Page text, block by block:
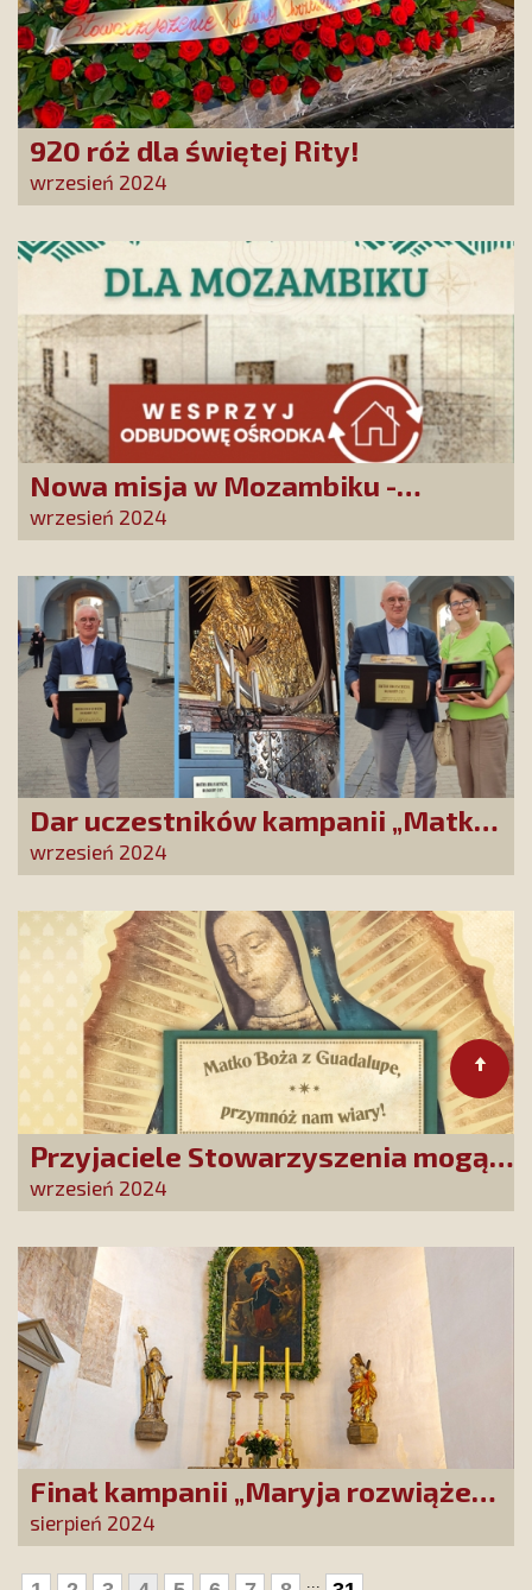
920 róż dla świętej Rity!
wrzesień 2024
Nowa misja w Mozambiku -
wesprzyj remont centrum
duszpasterskiego!
wrzesień 2024
Dar uczestników kampanii „Matko
Miłosierdzia, błagamy Cię!”
złożony w Ostrobramskim
Sanktuarium
wrzesień 2024
Przyjaciele Stowarzyszenia mogą
się zwrócić do Matki Bożej z
Guadalupe. To wielka duchowa
szansa dla tysięcy Polak
wrzesień 2024
Finał kampanii „Maryja rozwiąże
każdy Twój problem!”
sierpień 2024